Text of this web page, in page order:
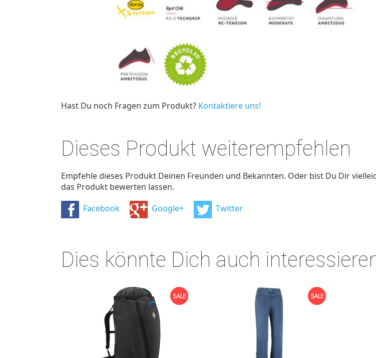
Hast Du noch Fragen zum Produkt? Kontaktiere uns!
Dieses Produkt weiterempfehlen
Empfehle dieses Produkt Deinen Freunden und Bekannten. Oder bist Du Dir
das Produkt bewerten lassen.
Facebook
Google+ Twitter
Dies könnte Dich auch